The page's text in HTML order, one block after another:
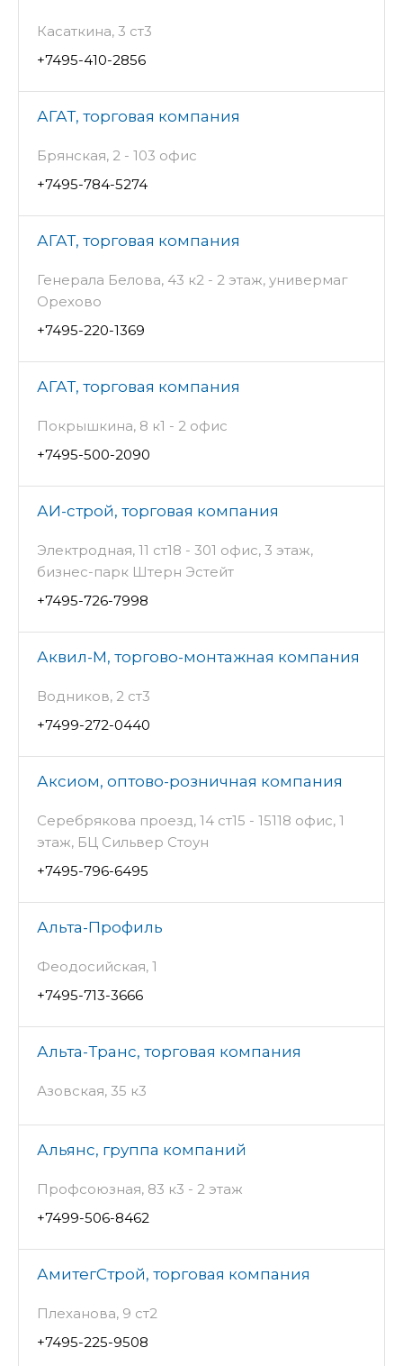
Касаткина, 3 ст3
+7495-410-2856
АГАТ, торговая компания
Брянская, 2 - 103 офис
+7495-784-5274
АГАТ, торговая компания
Генерала Белова, 43 к2 - 2 этаж, универмаг
Орехово
+7495-220-1369
АГАТ, торговая компания
Покрышкина, 8 к1 - 2 офис
+7495-500-2090
АИ-строй, торговая компания
Электродная, 11 ст18 - 301 офис, 3 этаж,
бизнес-парк Штерн Эстейт
+7495-726-7998
Аквил-М, торгово-монтажная компания
Водников, 2 ст3
+7499-272-0440
Аксиом, оптово-розничная компания
Серебрякова проезд, 14 ст15 - 15118 офис, 1
этаж, БЦ Сильвер Стоун
+7495-796-6495
Альта-Профиль
Феодосийская, 1
+7495-713-3666
Альта-Транс, торговая компания
Азовская, 35 к3
Альянс, группа компаний
Профсоюзная, 83 к3 - 2 этаж
+7499-506-8462
АмитегСтрой, торговая компания
Плеханова, 9 ст2
+7495-225-9508